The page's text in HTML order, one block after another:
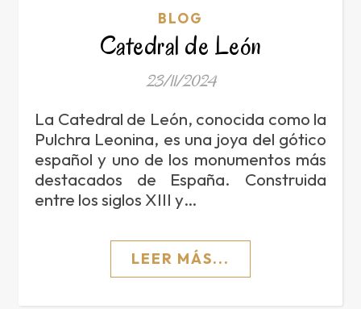
BLOG
Catedral de León
23/11/2024
La Catedral de León, conocida como la
Pulchra Leonina, es una joya del gótico
español y uno de los monumentos más
destacados de España. Construida
entre los siglos XIII y…
LEER MÁS...